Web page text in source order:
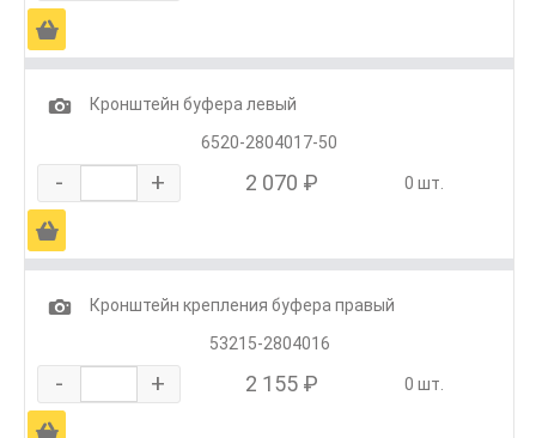
Ä
1
Кронштейн буфера левый
6520-2804017-50
- + 2 070 ₽ 0 шт.
Ä
1
Кронштейн крепления буфера правый
53215-2804016
- + 2 155 ₽ 0 шт.
Ä